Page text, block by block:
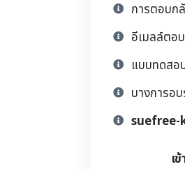
การตอบก
อีเมลล์ตอ
แบบทดสอ
บางการอ
suefree-
เ